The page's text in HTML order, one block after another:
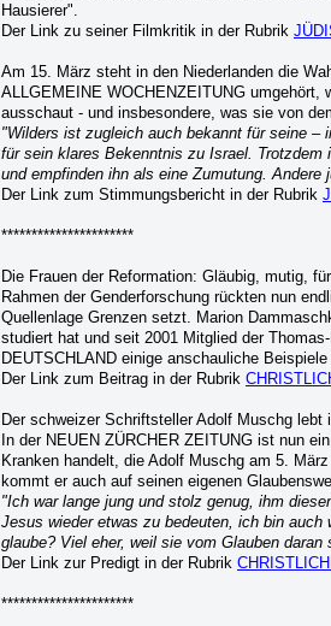
Hausierer".
Der Link zu seiner Filmkritik in der Rubrik
Am 15. März steht in den Niederlanden die
ALLGEMEINE WOCHENZEITUNG umgehört,
ausschaut - und insbesondere, was sie von
"Wilders ist zugleich auch bekannt für seine –
für sein klares Bekenntnis zu Israel.
und empfinden ihn als eine Zumutung.
Der Link zum Stimmungsbericht in der Rubrik
**********************
Die Frauen der Reformation: Gläubig, mutig,
Rahmen der Genderforschung rückten nun
Quellenlage Grenzen setzt. Marion
studiert hat und seit 2001 Mitglied der
DEUTSCHLAND einige anschauliche
Der Link zum Beitrag in der Rubrik
Der schweizer Schriftsteller Adolf Muschg
In der NEUEN ZÜRCHER ZEITUNG ist nun
Kranken handelt, die Adolf Muschg am 5.
kommt er auch auf seinen eigenen
"Ich war lange jung und stolz genug, ihm
Jesus wieder etwas zu bedeuten, ich bin
glaube? Viel eher, weil sie vom Glauben
Der Link zur Predigt in der Rubrik
**********************